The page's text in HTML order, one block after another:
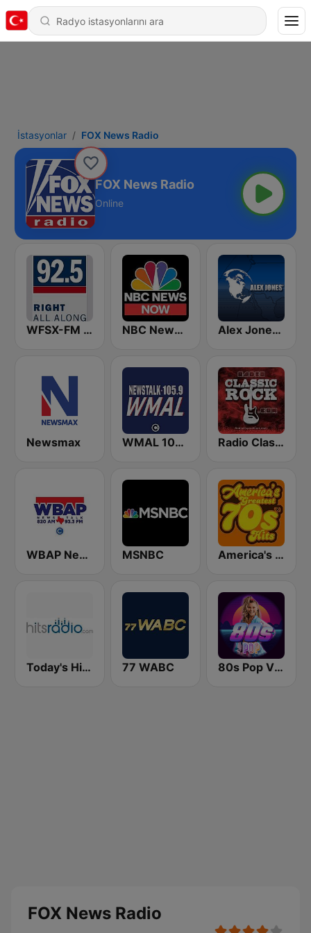
İstasyonlar FOX News Radio
FOX News Radio
Online
WFSX-FM 92.5 Right All Along (US Only) NBC News Now Alex Jones - Infowars.com
Newsmax WMAL 105.9 FM Radio Classic Rock
WBAP News / Talk 820 AM and 96.7 FM MSNBC America's Greatest 70s Hits
Today's Hits Radio 77 WABC 80s Pop Vibes
FOX News Radio